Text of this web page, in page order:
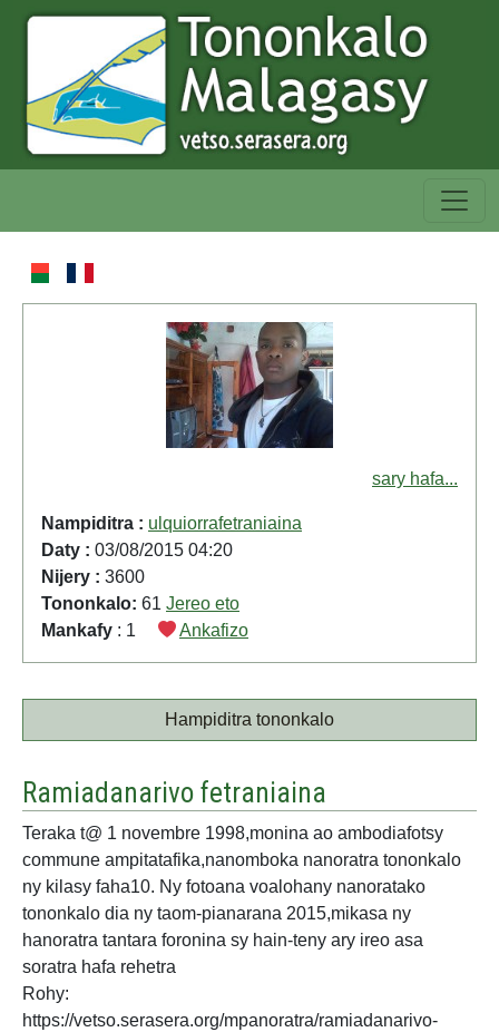
sary hafa...
Nampiditra : ulquiorrafetraniaina
Daty : 03/08/2015 04:20
Nijery : 3600
Tononkalo: 61 Jereo eto
Mankafy : 1 Ankafizo
Hampiditra tononkalo
Ramiadanarivo fetraniaina
Teraka t@ 1 novembre 1998,monina ao ambodiafotsy
commune ampitatafika,nanomboka nanoratra tononkalo
ny kilasy faha10. Ny fotoana voalohany nanoratako
tononkalo dia ny taom-pianarana 2015,mikasa ny
hanoratra tantara foronina sy hain-teny ary ireo asa
soratra hafa rehetra
Rohy:
https://vetso.serasera.org/mpanoratra/ramiadanarivo-